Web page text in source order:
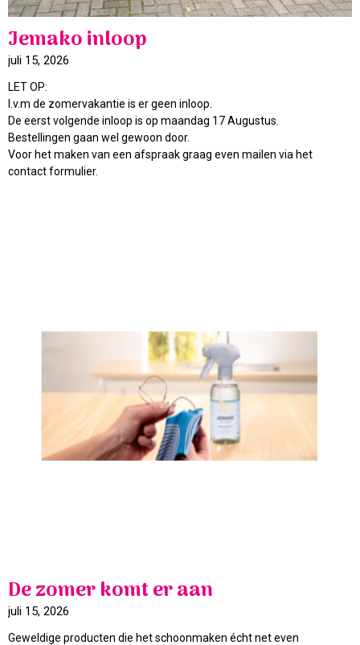
Jemako inloop
juli 15, 2026
LET OP:
I.v.m de zomervakantie is er geen inloop.
De eerst volgende inloop is op maandag 17 Augustus.
Bestellingen gaan wel gewoon door.
Voor het maken van een afspraak graag even mailen via het
contact formulier.
De zomer komt er aan
juli 15, 2026
Geweldige producten die het schoonmaken écht net even